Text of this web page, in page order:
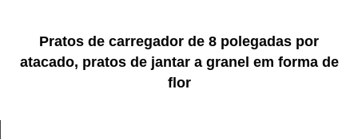
Pratos de carregador de 8 polegadas por
atacado, pratos de jantar a granel em forma de
flor